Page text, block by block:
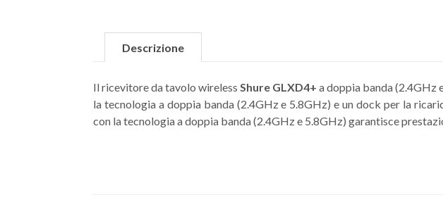
Descrizione
Il ricevitore da tavolo wireless Shure GLXD4+ a doppia banda (2.4GHz
la tecnologia a doppia banda (2.4GHz e 5.8GHz) e un dock per la
con la tecnologia a doppia banda (2.4GHz e 5.8GHz) garantisce